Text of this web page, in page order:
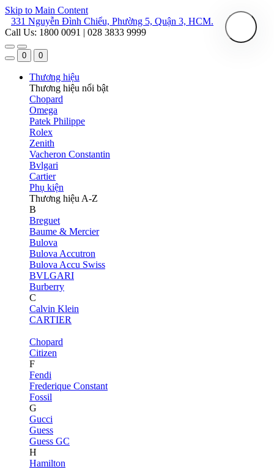
Skip to Main Content
331 Nguyễn Đình Chiểu, Phường 5, Quận 3, HCM.
Call Us: 1800 0091 | 028 3833 9999
0 0
Thương hiệu
Thương hiệu nổi bật
Chopard
Omega
Patek Philippe
Rolex
Zenith
Vacheron Constantin
Bvlgari
Cartier
Phụ kiện
Thương hiệu A-Z
B
Breguet
Baume & Mercier
Bulova
Bulova Accutron
Bulova Accu Swiss
BVLGARI
Burberry
C
Calvin Klein
CARTIER
Chopard
Citizen
F
Fendi
Frederique Constant
Fossil
G
Gucci
Guess
Guess GC
H
Hamilton